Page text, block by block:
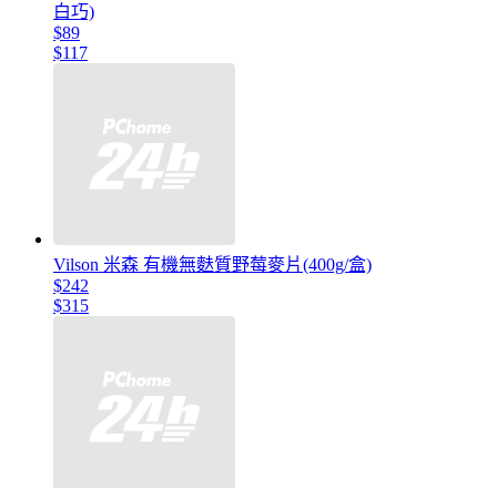
白巧)
$89
$117
Vilson 米森 有機無麩質野莓麥片(400g/盒)
$242
$315